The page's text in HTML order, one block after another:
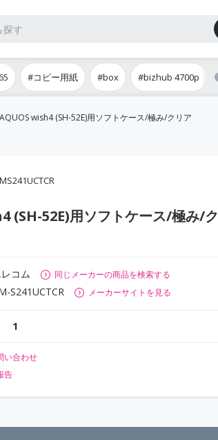
#コピー用紙 #box #bizhub 4700p
AQUOS wish4 (SH-52E)用ソフトケース/極み/クリア
(SH-52E)用ソフトケース/極み/ク
コム 同じメーカーの商品を検索する
S241UCTCR メーカーサイトを見る
1
い合わせ
告